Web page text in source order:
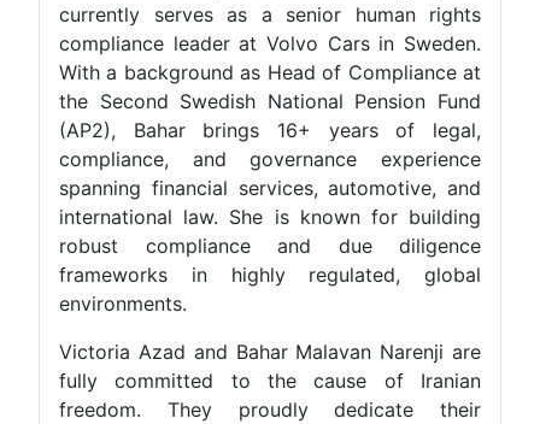
currently serves as a senior human rights
compliance leader at Volvo Cars in Sweden.
With a background as Head of Compliance at
the Second Swedish National Pension Fund
(AP2), Bahar brings 16+ years of legal,
compliance, and governance experience
spanning financial services, automotive, and
international law. She is known for building
robust compliance and due diligence
frameworks in highly regulated, global
environments.
Victoria Azad and Bahar Malavan Narenji are
fully committed to the cause of Iranian
freedom. They proudly dedicate their